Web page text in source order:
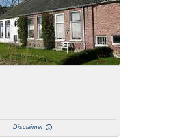
Disclaimer